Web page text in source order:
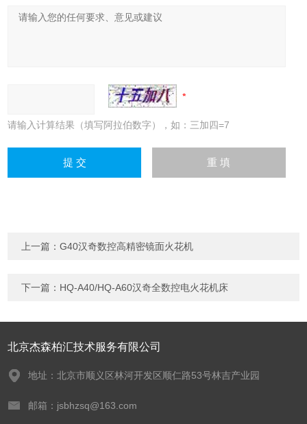
请输入计算结果（填写阿拉伯数字），如：三加四=7
上一篇：G40汉奇数控高精密镜面火花机
下一篇： HQ-A40/HQ-A60汉奇全数控电火花机床
北京杰森柏汇技术服务有限公司
地址：北京市顺义区林河开发区顺仁路53号林吉产业园
邮箱：jsbhzsq@163.com